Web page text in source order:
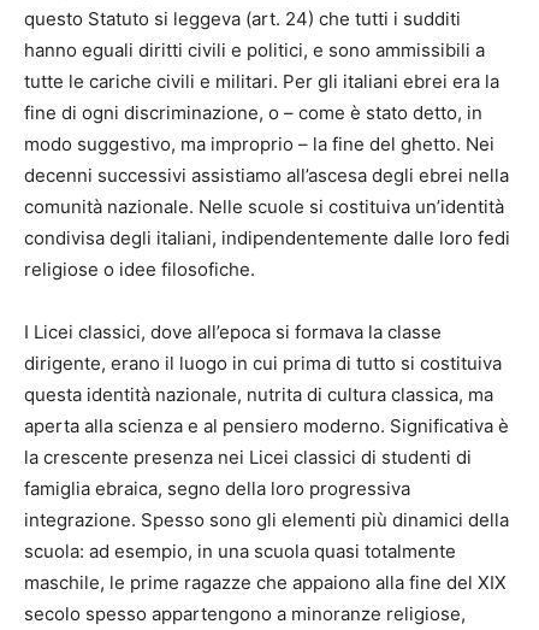
questo Statuto si leggeva (art. 24) che tutti i sudditi
hanno eguali diritti civili e politici, e sono ammissibili a
tutte le cariche civili e militari. Per gli italiani ebrei era la
fine di ogni discriminazione, o – come è stato detto, in
modo suggestivo, ma improprio – la fine del ghetto. Nei
decenni successivi assistiamo all’ascesa degli ebrei nella
comunità nazionale. Nelle scuole si costituiva un’identità
condivisa degli italiani, indipendentemente dalle loro fedi
religiose o idee filosofiche.
I Licei classici, dove all’epoca si formava la classe
dirigente, erano il luogo in cui prima di tutto si costituiva
questa identità nazionale, nutrita di cultura classica, ma
aperta alla scienza e al pensiero moderno. Significativa è
la crescente presenza nei Licei classici di studenti di
famiglia ebraica, segno della loro progressiva
integrazione. Spesso sono gli elementi più dinamici della
scuola: ad esempio, in una scuola quasi totalmente
maschile, le prime ragazze che appaiono alla fine del XIX
secolo spesso appartengono a minoranze religiose,